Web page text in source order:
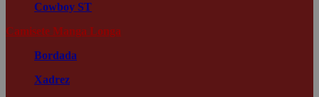
Cowboy ST
Camisete Manga Longa
Bordada
Xadrez